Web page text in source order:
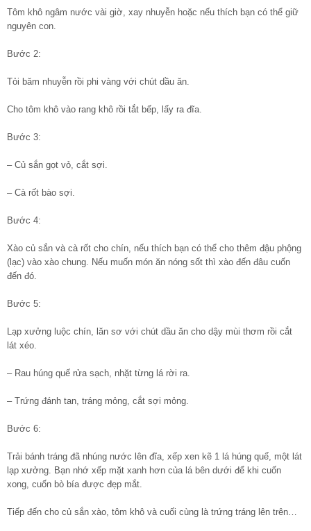
Tôm khô ngâm nước vài giờ, xay nhuyễn hoặc nếu thích bạn có thể giữ
nguyên con.
Bước 2:
Tỏi băm nhuyễn rồi phi vàng với chút dầu ăn.
Cho tôm khô vào rang khô rồi tắt bếp, lấy ra đĩa.
Bước 3:
– Củ sắn gọt vỏ, cắt sợi.
– Cà rốt bào sợi.
Bước 4:
Xào củ sắn và cà rốt cho chín, nếu thích bạn có thể cho thêm đậu phộng
(lạc) vào xào chung. Nếu muốn món ăn nóng sốt thì xào đến đâu cuốn
đến đó.
Bước 5:
Lạp xưởng luộc chín, lăn sơ với chút dầu ăn cho dậy mùi thơm rồi cắt
lát xéo.
– Rau húng quế rửa sạch, nhặt từng lá rời ra.
– Trứng đánh tan, tráng mỏng, cắt sợi mỏng.
Bước 6:
Trải bánh tráng đã nhúng nước lên đĩa, xếp xen kẽ 1 lá húng quế, một lát
lạp xưởng. Bạn nhớ xếp mặt xanh hơn của lá bên dưới để khi cuốn
xong, cuốn bò bía được đẹp mắt.
Tiếp đến cho củ sắn xào, tôm khô và cuối cùng là trứng tráng lên trên…